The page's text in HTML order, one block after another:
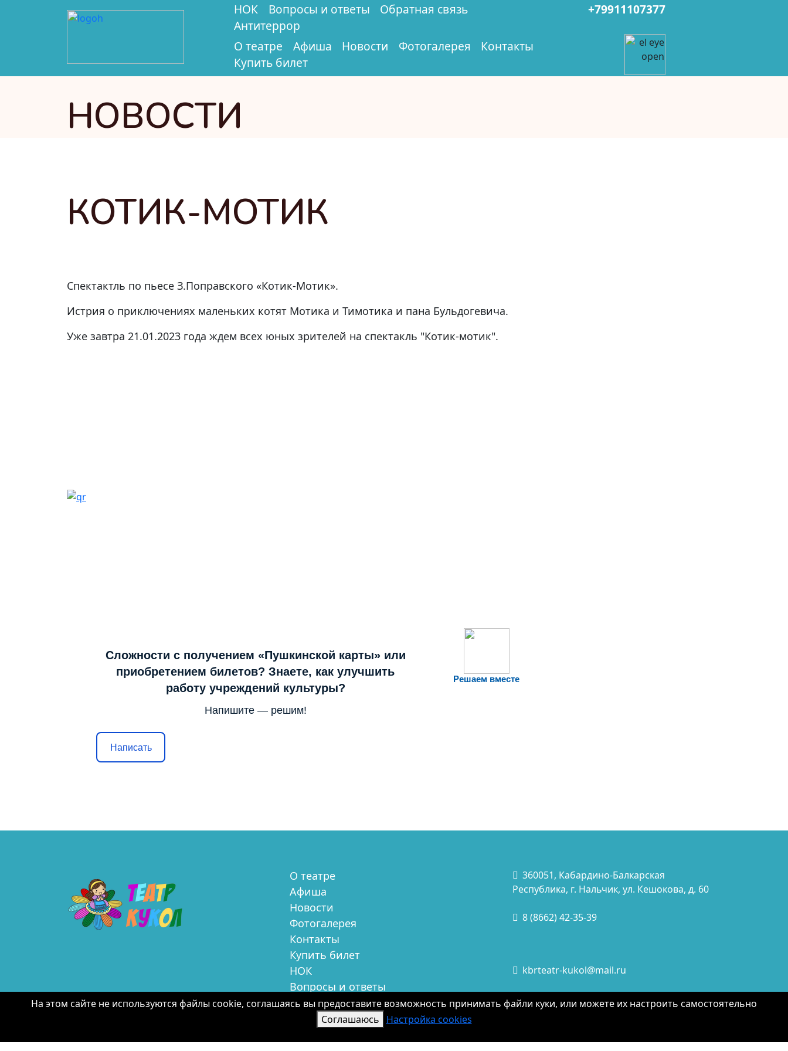
НОК Вопросы и ответы
Обратная связь
Антитеррор
+79911107377
О театре Афиша Новости Фотогалерея
Контакты
Купить билет
НОВОСТИ
КОТИК-МОТИК
Спектактль по пьесе З.Поправского «Котик-Мотик».
Истрия о приключениях маленьких котят Мотика и Тимотика и пана Бульдогевича.
Уже завтра 21.01.2023 года ждем всех юных зрителей на спектакль "Котик-мотик".
Решаем вместе
Сложности с получением «Пушкинской карты» или
приобретением билетов? Знаете, как улучшить
работу учреждений культуры?
Напишите — решим!
Написать
О театре
Афиша
Новости
Фотогалерея
Контакты
Купить билет
360051, Кабардино-Балкарская
Республика, г. Нальчик, ул. Кешокова, д. 60
8 (8662) 42-35-39
НОК
Вопросы и ответы
Обратная связь
Антитеррор
kbrteatr-kukol@mail.ru
Создание и поддержка сайта ООО УДЦ
"КВАТРО".
На этом сайте не используются файлы cookie, соглашаясь вы предоставите возможность принимать файли куки, или можете их настроить самостоятельно
Соглашаюсь
Настройка cookies